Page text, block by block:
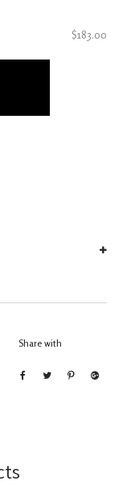
$183.00
Share with